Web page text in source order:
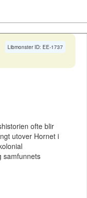
Libmonster ID: EE-1737
ofte blir
utover Hornet i
samfunnets